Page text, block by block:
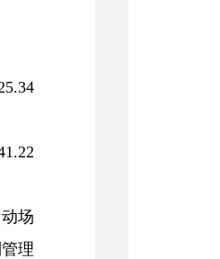
场
理